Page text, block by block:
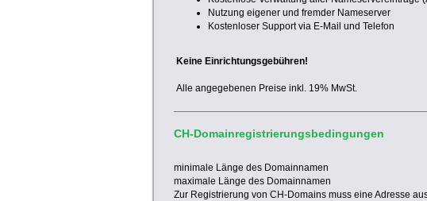
Nutzung eigener und fremder Nameserver
Kostenloser Support via E-Mail und Telefon
Keine Einrichtungsgebühren!
Alle angegebenen Preise inkl. 19% MwSt.
CH-Domainregistrierungsbedingungen
minimale Länge des Domainnamen
maximale Länge des Domainnamen
Zur Registrierung von CH-Domains muss eine Adresse